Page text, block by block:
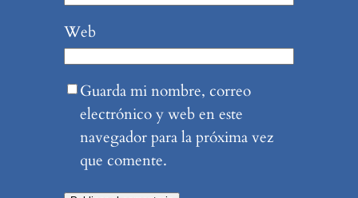
Web
Guarda mi nombre, correo
electrónico y web en este
navegador para la próxima vez
que comente.